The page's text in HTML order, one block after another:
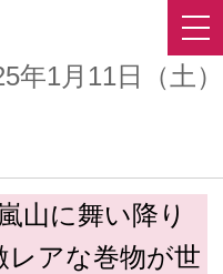
年1月11日（土）
山に舞い降り
レアな巻物が世